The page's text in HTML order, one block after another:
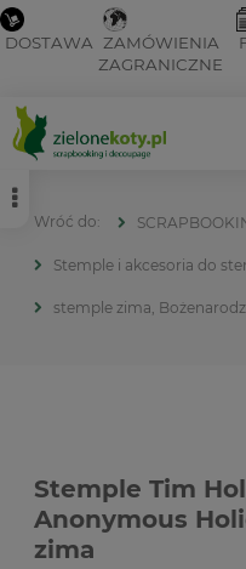
DOSTAWA ZAMÓWIENIA
ZAGRANICZNE
Stemple i akcesoria do
stemple zima,
Stemple Tim
Anonymous
zima